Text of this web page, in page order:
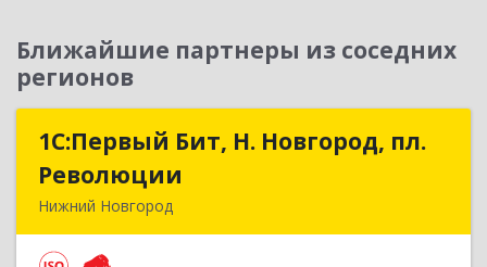
Ближайшие партнеры из соседних
регионов
1С:Первый Бит, Н. Новгород, пл.
Революции
Нижний Новгород
1С:Первый Бит, Н. Новгород, пл.
г, Литвинова ул, дом № 74, корпус 31, пом.1